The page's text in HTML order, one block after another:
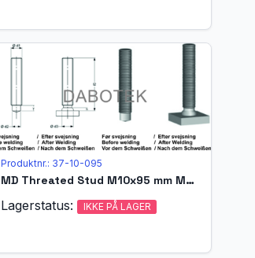
Produktnr.: 37-10-095
MD Threated Stud M10x95 mm Matr. A4-70 acc. EN ISO 13918 (MPF)
Lagerstatus: IKKE PÅ LAGER